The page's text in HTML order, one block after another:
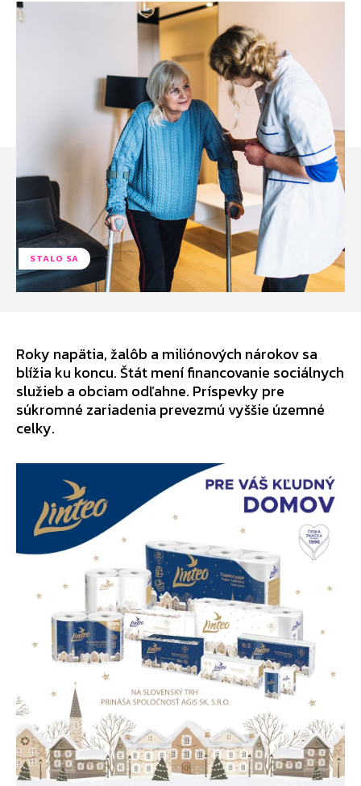
STALO SA
Roky napätia, žalôb a miliónových nárokov sa
blížia ku koncu. Štát mení financovanie sociálnych
služieb a obciam odľahne. Príspevky pre
súkromné zariadenia prevezmú vyššie územné
celky.